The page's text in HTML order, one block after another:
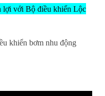
lợi với Bộ điều khiển Lộc
khiển bơm nhu động